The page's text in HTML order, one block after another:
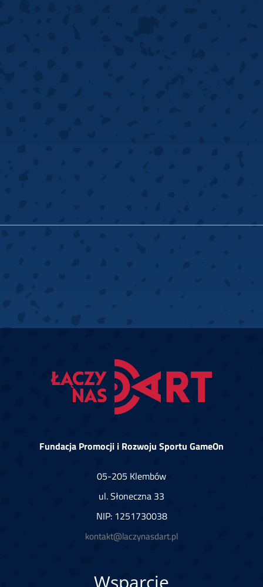
Fundacja Promocji i Rozwoju Sportu GameOn
05-205 Klembów
ul. Słoneczna 33
NIP: 1251730038
kontakt@laczynasdart.pl